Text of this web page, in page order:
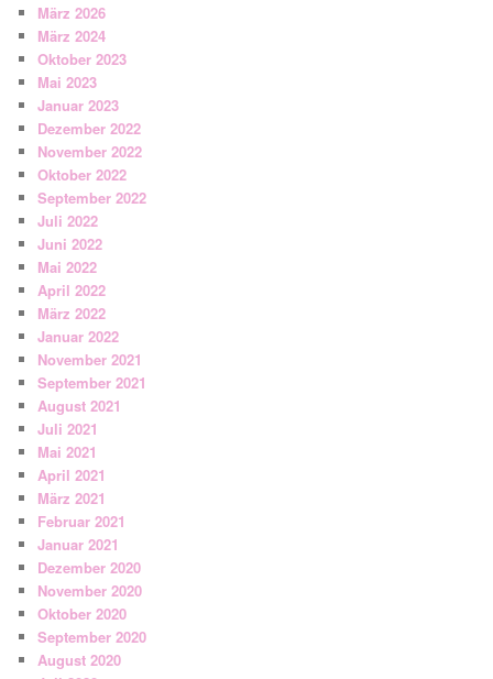
März 2026
März 2024
Oktober 2023
Mai 2023
Januar 2023
Dezember 2022
November 2022
Oktober 2022
September 2022
Juli 2022
Juni 2022
Mai 2022
April 2022
März 2022
Januar 2022
November 2021
September 2021
August 2021
Juli 2021
Mai 2021
April 2021
März 2021
Februar 2021
Januar 2021
Dezember 2020
November 2020
Oktober 2020
September 2020
August 2020